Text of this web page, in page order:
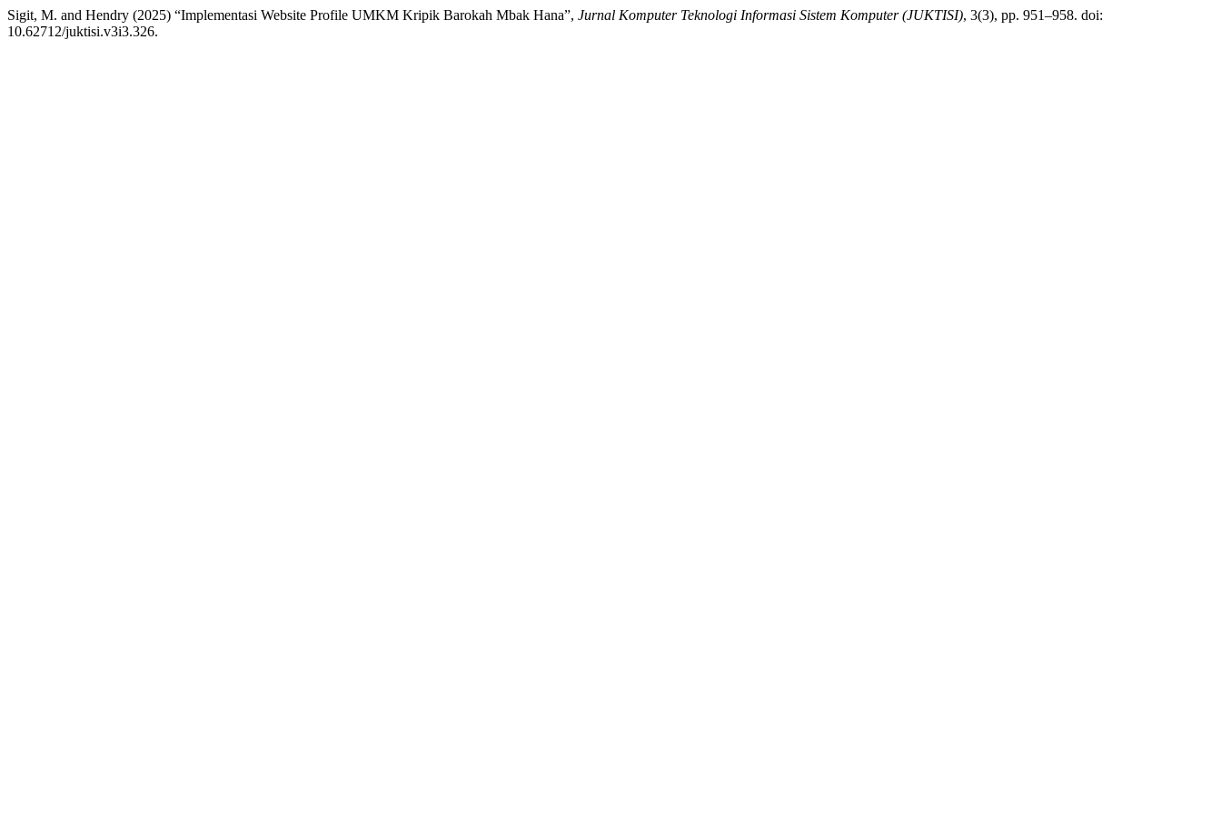
Sigit, M. and Hendry (2025) “Implementasi Website Profile UMKM Kripik Barokah Mbak Hana”, Jurnal Komputer Teknologi Informasi Sistem Komputer (JUKTISI), 3(3), pp. 951–958. doi:
10.62712/juktisi.v3i3.326.